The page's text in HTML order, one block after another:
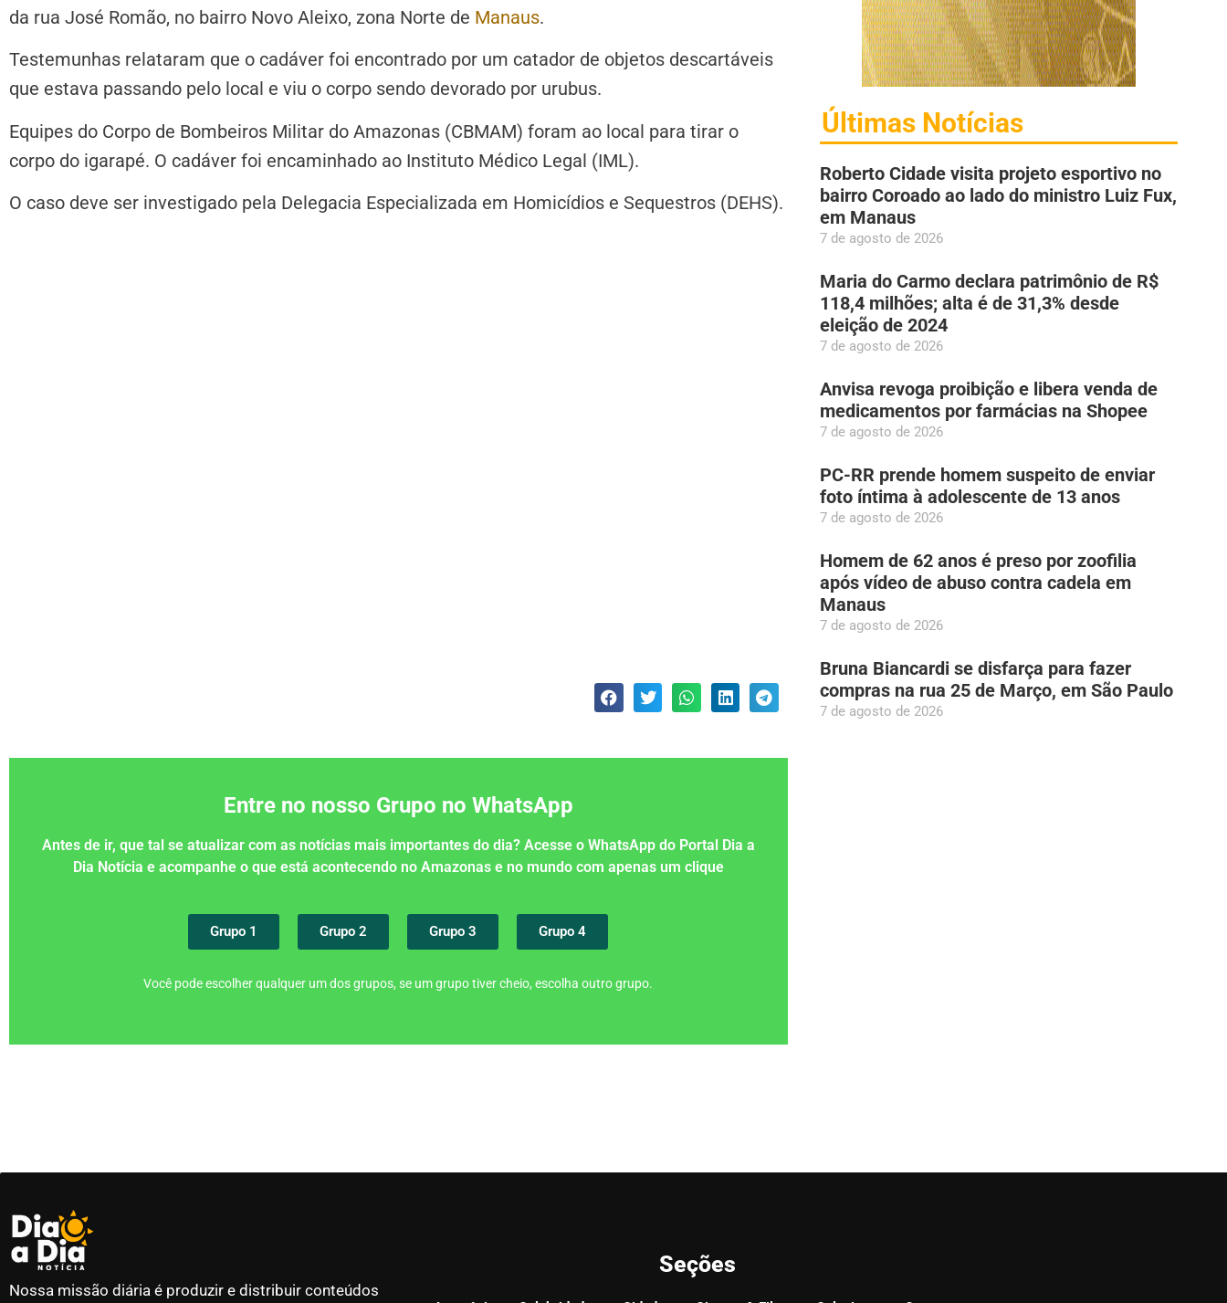
da rua José Romão, no bairro Novo Aleixo, zona Norte de Manaus.
Testemunhas relataram que o cadáver foi encontrado por um catador de objetos descartáveis
que estava passando pelo local e viu o corpo sendo devorado por urubus.
Equipes do Corpo de Bombeiros Militar do Amazonas (CBMAM) foram ao local para tirar o
corpo do igarapé. O cadáver foi encaminhado ao Instituto Médico Legal (IML).
O caso deve ser investigado pela Delegacia Especializada em Homicídios e Sequestros (DEHS).
Entre no nosso Grupo no WhatsApp
Antes de ir, que tal se atualizar com as notícias mais importantes do dia? Acesse o WhatsApp do Portal Dia a
Dia Notícia e acompanhe o que está acontecendo no Amazonas e no mundo com apenas um clique
Grupo 1 Grupo 2 Grupo 3 Grupo 4
Você pode escolher qualquer um dos grupos, se um grupo tiver cheio, escolha outro grupo.
Últimas Notícias
Roberto Cidade visita projeto esportivo no
bairro Coroado ao lado do ministro Luiz Fux,
em Manaus
7 de agosto de 2026
Maria do Carmo declara patrimônio de R$
118,4 milhões; alta é de 31,3% desde
eleição de 2024
7 de agosto de 2026
Anvisa revoga proibição e libera venda de
medicamentos por farmácias na Shopee
7 de agosto de 2026
PC-RR prende homem suspeito de enviar
foto íntima à adolescente de 13 anos
7 de agosto de 2026
Homem de 62 anos é preso por zoofilia
após vídeo de abuso contra cadela em
Manaus
7 de agosto de 2026
Bruna Biancardi se disfarça para fazer
compras na rua 25 de Março, em São Paulo
7 de agosto de 2026
Nossa missão diária é produzir e distribuir conteúdos
Seções